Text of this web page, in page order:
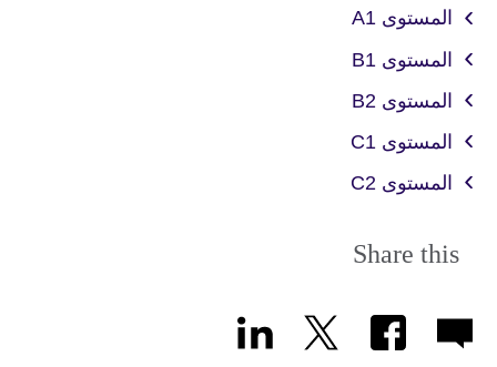
المستوى A1
المستوى B1
المستوى B2
المستوى C1
المستوى C2
Share this